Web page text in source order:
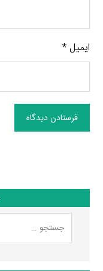
ایمیل*
فرستادن دیدگاه